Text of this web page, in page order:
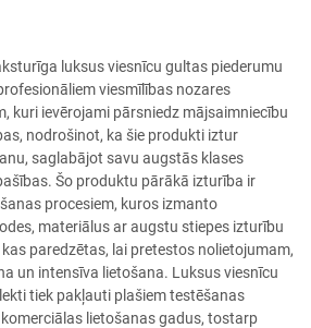
luksus viesnīcu gultas piederumu
viesmīlības nozares
kuri ievērojami pārsniedz mājsaimniecību
nodrošinot, ka šie produkti iztur
saglabājot savu augstās klases
Šo produktu pārākā izturība ir
procesiem, kuros izmanto
materiālus ar augstu stiepes izturību
paredzētas, lai pretestos nolietojumam,
un intensīva lietošana. Luksus viesnīcu
tiek pakļauti plašiem testēšanas
lietošanas gadus, tostarp